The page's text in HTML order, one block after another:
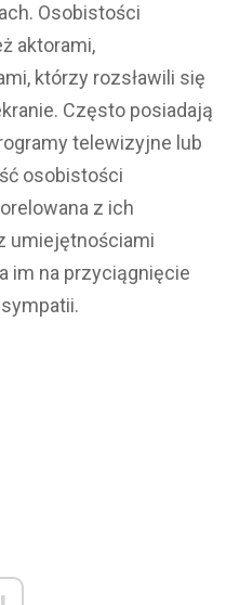
Osobistości
aktorami,
którzy rozsławili się
Często posiadają
telewizyjne lub
osobistości
z ich
umiejętnościami
im na przyciągnięcie